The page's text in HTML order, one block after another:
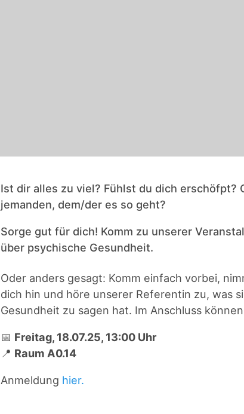
Ist dir alles zu viel? Fühlst du dich erschöfpt?
jemanden, dem/der es so geht?
Sorge gut für dich! Komm zu unserer
über psychische Gesundheit.
Oder anders gesagt: Komm einfach vorbei,
dich hin und höre unserer Referentin zu, was
Gesundheit zu sagen hat. Im Anschluss
📅 Freitag, 18.07.25, 13:00 Uhr
📍 Raum A0.14
Anmeldung hier.